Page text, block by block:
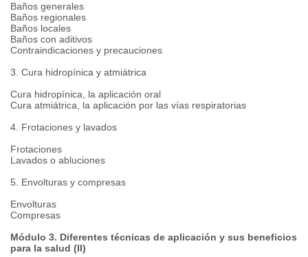
Baños generales
Baños regionales
Baños locales
Baños con aditivos
Contraindicaciones y precauciones
3. Cura hidropínica y atmiátrica
Cura hidropínica, la aplicación oral
Cura atmiátrica, la aplicación por las vías respiratorias
4. Frotaciones y lavados
Frotaciones
Lavados o abluciones
5. Envolturas y compresas
Envolturas
Compresas
Módulo 3. Diferentes técnicas de aplicación y sus beneficios
para la salud (II)